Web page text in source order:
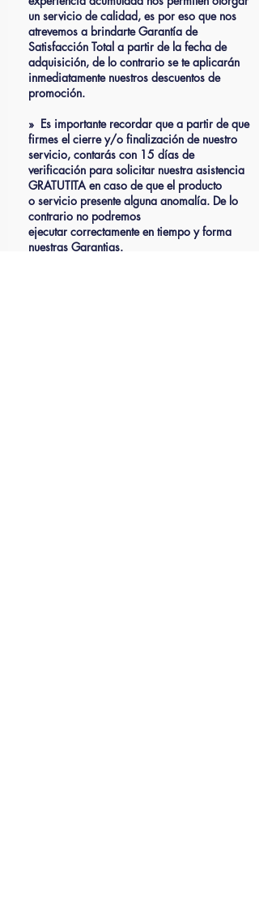
un servicio de calidad, es por eso que nos
atrevemos a brindarte Garantía de
Satisfacción Total a partir de la fecha de
adquisición, de lo contrario se te aplicarán
inmediatamente nuestros descuentos de
promoción.
» Es importante recordar que a partir de que
firmes el cierre y/o finalización de nuestro
servicio, contarás con 15 días de
verificación para solicitar nuestra asistencia
GRATUTITA en caso de que el producto
o servicio presente alguna anomalía. De lo
contrario no podremos
ejecutar correctamente en tiempo y forma
nuestras Garantias.